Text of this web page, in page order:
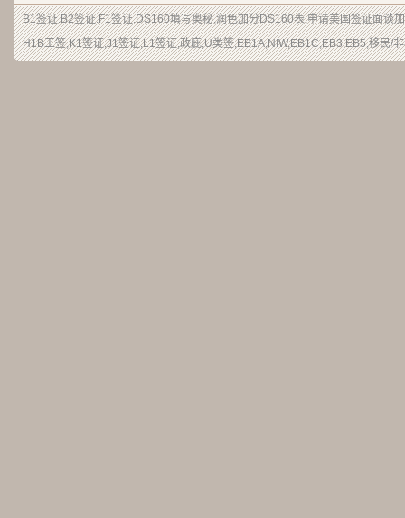
B1签证.B2签证.F1签证.DS160填写奥秘,润色加分DS160表,申请美国签证面谈
H1B工签,K1签证,J1签证,L1签证,政庇,U类签,EB1A,NIW,EB1C,EB3,EB5,移民/